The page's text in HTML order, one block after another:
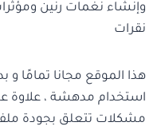
وإنشاء نغمات رنين
نقرات
هذا الموقع مجانا تمامًا و
استخدام مدهشة ، علاوة
مشكلات تتعلق بجودة